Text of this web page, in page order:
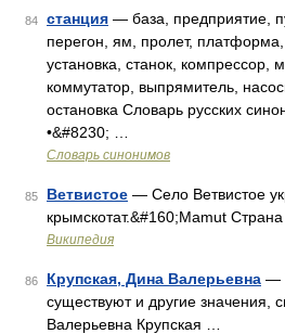
84 станция — база, предприятие,
перегон, ям, пролет, платформа,
установка, станок, компрессор,
коммутатор, выпрямитель,
остановка Словарь русских
•&#8230; …
Словарь синонимов
85 Ветвистое — Село Ветвистое
крымскотат.&#160;Mamut
Википедия
86 Крупская, Дина Валерьевна —
существуют и другие значения,
Валерьевна Крупская …